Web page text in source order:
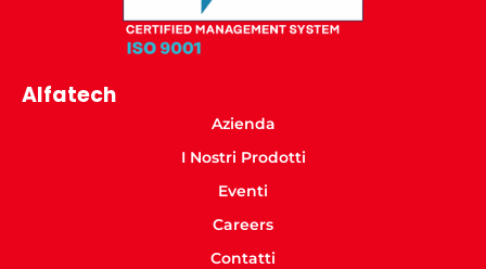
Alfatech
Azienda
I Nostri Prodotti
Eventi
Careers
Contatti